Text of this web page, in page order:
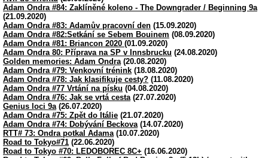
Adam Ondra #84: Zaklíněné koleno - The Downgrader / Beginning 9a
(21.09.2020)
Adam Ondra #83: Adamův pracovní den (15.09.2020)
Adam Ondra #82:Setkání se Sebem Bouinem (08.09.2020)
Adam Ondra #81: Briancon 2020 (01.09.2020)
Adam Ondra 80: Příprava na SP v Innsbrucku (24.08.2020)
Golden memories: Adam Ondra (20.08.2020)
Adam Ondra #79: Venkovní trénink (18.08.2020)
Adam Ondra #78: Jak klasifikuje cesty? (11.08.2020)
Adam Ondra #77 Vrtání na písku (04.08.2020)
Adam Ondra #76: Jak se vrtá cesta (27.07.2020)
Genius loci 9a (26.07.2020)
Adam Ondra #75: Zpět do Itálie (21.07.2020)
Adam Ondra #74: Dobývání Beckova (14.07.2020)
RTT# 73: Ondra potkal Adama (10.07.2020)
Road to Tokyo#71 (22.06.2020)
Road to Tokyo #70: LEDOBOREC 8C+ (16.06.2020)